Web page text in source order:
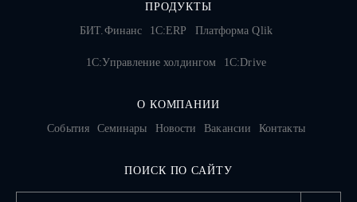
ПРОДУКТЫ
БИТ.Финанс
1С:ERP Платформа Qlik
1С:Управление холдингом 1C:Drive
О КОМПАНИИ
События
Семинары Новости Вакансии Контакты
ПОИСК ПО САЙТУ